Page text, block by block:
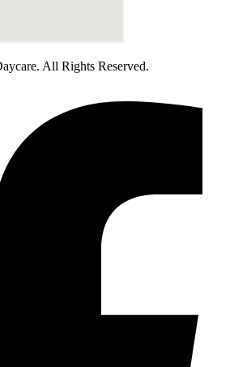
All Rights Reserved.